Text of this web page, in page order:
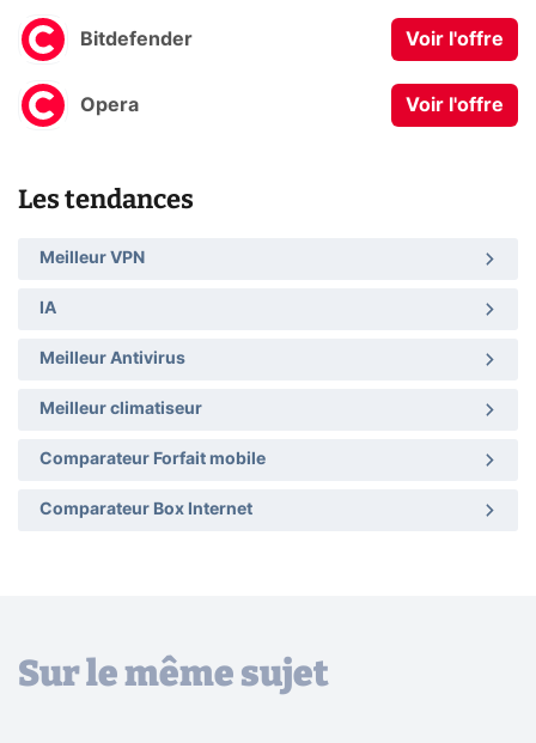
Bitdefender Voir l'offre
Opera Voir l'offre
Les tendances
Meilleur VPN
IA
Meilleur Antivirus
Meilleur climatiseur
Comparateur Forfait mobile
Comparateur Box Internet
Sur le même sujet